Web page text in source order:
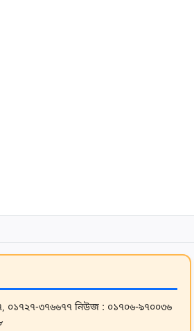
সাভারের দূষণ আজ ঢাকার দ্বিগুণের বেশি
০১৭২৭-৩৭৬৬৭৭ নিউজ : ০১৭০৬-৯৭০০৩৬